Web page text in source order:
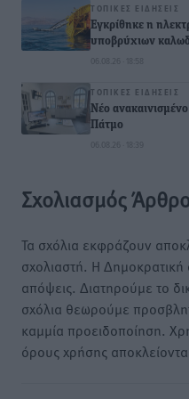
ΤΟΠΙΚΈΣ ΕΙΔΉΣΕΙΣ
Εγκρίθηκε η
υποβρύχιων
06.08.26 · 18:58
ΤΟΠΙΚΈΣ ΕΙΔΉΣΕΙΣ
Νέο
Πάτμο
06.08.26 · 18:39
Σχολιασμός
Τα σχόλια εκφράζουν
σχολιαστή. Η Δημοκρατική
απόψεις. Διατηρούμε το
σχόλια θεωρούμε
καμμία προειδοποίηση.
όρους χρήσης